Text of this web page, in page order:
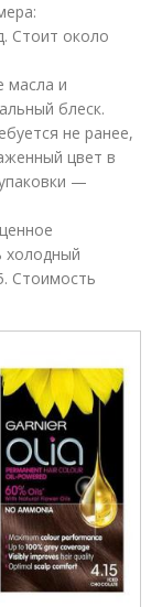
Стоит около
масла и
блеск.
не ранее,
цвет в
—
холодный
Стоимость